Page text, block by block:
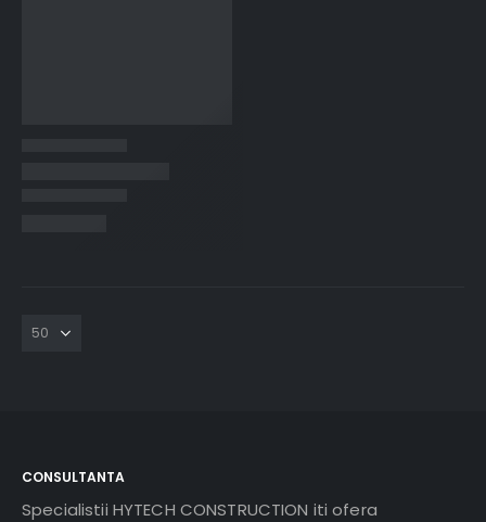
CONSULTANTA
Specialistii HYTECH CONSTRUCTION iti ofera